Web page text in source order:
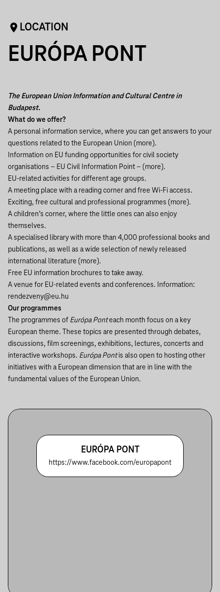
LOCATION
EURÓPA PONT
The European Union Information and Cultural Centre in
Budapest.
What do we offer?
A personal information service, where you can get answers to your
questions related to the European Union (more).
Information on EU funding opportunities for civil society
organisations – EU Civil Information Point – (more).
EU-related activities for different age groups.
A meeting place with a reading corner and free Wi-Fi access.
Exciting, free cultural and professional programmes (more).
A children’s corner, where the little ones can also enjoy
themselves.
A specialised library with more than 4,000 professional books and
publications, as well as a wide selection of newly released
international literature (more).
Free EU information brochures to take away.
A venue for EU-related events and conferences. Information:
rendezveny@eu.hu
Our programmes
The programmes of Európa Ponteach month focus on a key
European theme. These topics are presented through debates,
discussions, film screenings, exhibitions, lectures, concerts and
interactive workshops. Európa Pontis also open to hosting other
initiatives with a European dimension that are in line with the
fundamental values of the European Union.
EURÓPA PONT
https://www.facebook.com/europapont